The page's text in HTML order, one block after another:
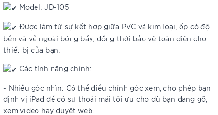
Model: JD-105
Được làm từ sự kết hợp giữa PVC và kim loại, ốp có độ
bền và vẻ ngoài bóng bẩy, đồng thời bảo vệ toàn diện cho
thiết bị của bạn.
Các tính năng chính:
- Nhiều góc nhìn: Có thể điều chỉnh góc xem, cho phép bạn
định vị iPad để có sự thoải mái tối ưu cho dù bạn đang gõ,
xem video hay duyệt web.